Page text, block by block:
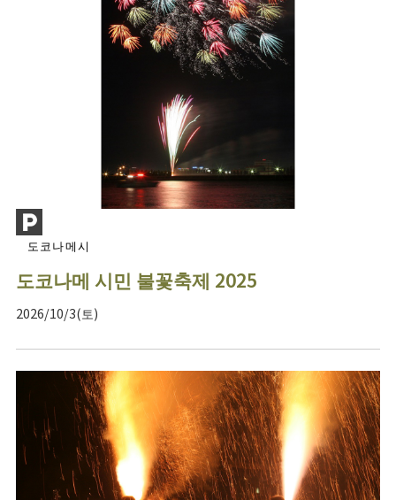
도코나메시
도코나메 시민 불꽃축제 2025
2026/10/3(토)